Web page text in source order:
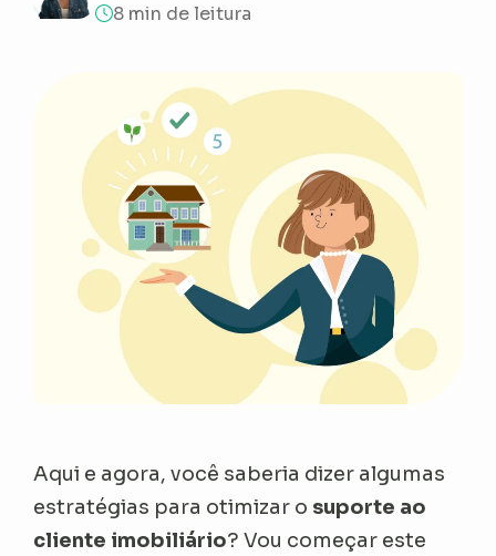
8 min de leitura
Aqui e agora, você saberia dizer algumas
estratégias para otimizar o suporte ao
cliente imobiliário? Vou começar este